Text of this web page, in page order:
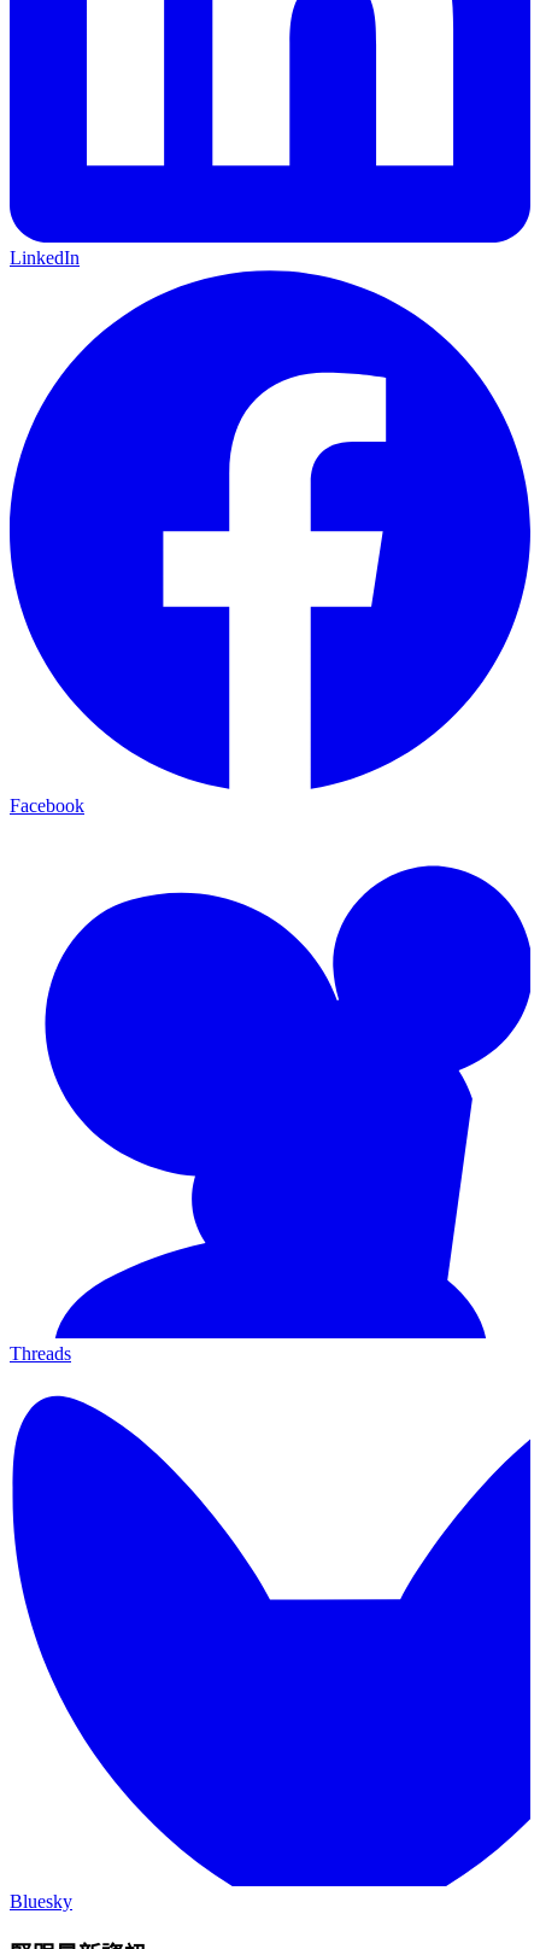
LinkedIn
Facebook
Threads
Bluesky